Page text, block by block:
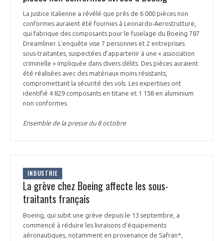
La justice italienne a révélé que près de 6 000 pièces non
conformes auraient été fournies à Leonardo-Aerostrutture,
qui fabrique des composants pour le fuselage du Boeing 787
Dreamliner. L'enquête vise 7 personnes et 2 entreprises
sous-traitantes, suspectées d’appartenir à une « association
criminelle » impliquée dans divers délits. Des pièces auraient
été réalisées avec des matériaux moins résistants,
compromettant la sécurité des vols. Les expertises ont
identifié 4 829 composants en titane et 1 158 en aluminium
non conformes.
Ensemble de la presse du 8 octobre
INDUSTRIE
La grève chez Boeing affecte les sous-
traitants français
Boeing, qui subit une grève depuis le 13 septembre, a
commencé à réduire les livraisons d'équipements
aéronautiques, notamment en provenance de Safran*,